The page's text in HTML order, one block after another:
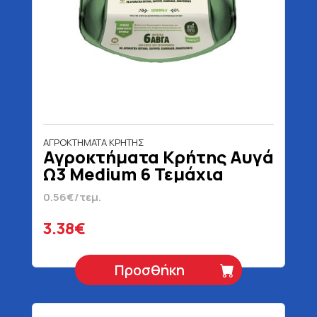
ΑΓΡΟΚΤΗΜΑΤΑ ΚΡΗΤΗΣ
Αγροκτήματα Κρήτης Αυγά
Ω3 Medium 6 Τεμάχια
0.56€/τεμ.
3.38€
Προσθήκη